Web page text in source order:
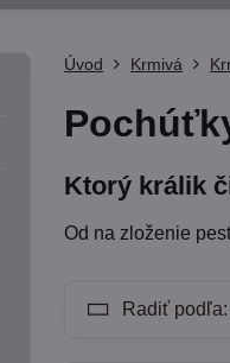
Úvod Krmivá
Ktorý králik
Od na zloženie
Radiť podľa: